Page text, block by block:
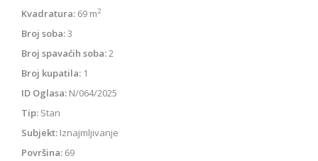
Kvadratura: 69 m2
Broj soba:3
Broj spavaćih soba:2
Broj kupatila: 1
ID Oglasa: N/064/2025
Tip: Stan
Subjekt: Iznajmljivanje
Površina: 69